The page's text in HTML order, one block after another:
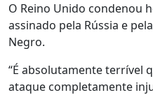
O Reino Unido condenou
assinado pela Rússia e
Negro.
“É absolutamente terrível
ataque completamente